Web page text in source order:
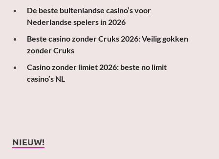
De beste buitenlandse casino’s voor
Nederlandse spelers in 2026
Beste casino zonder Cruks 2026: Veilig gokken
zonder Cruks
Casino zonder limiet 2026: beste no limit
casino’s NL
NIEUW!